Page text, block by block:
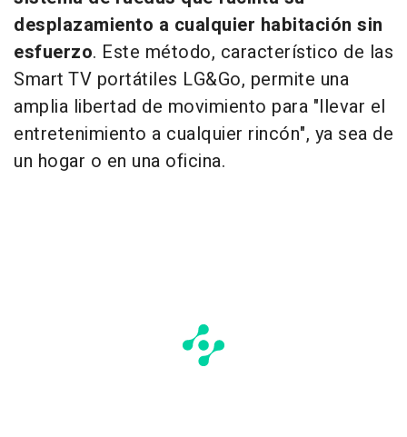
desplazamiento a cualquier habitación sin
esfuerzo. Este método, característico de las
Smart TV portátiles LG&Go, permite una
amplia libertad de movimiento para "llevar el
entretenimiento a cualquier rincón", ya sea de
un hogar o en una oficina.